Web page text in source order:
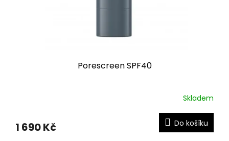
Porescreen SPF40
Skladem
1 690 Kč Do košíku